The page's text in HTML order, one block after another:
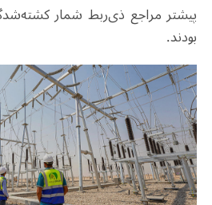
بودند.